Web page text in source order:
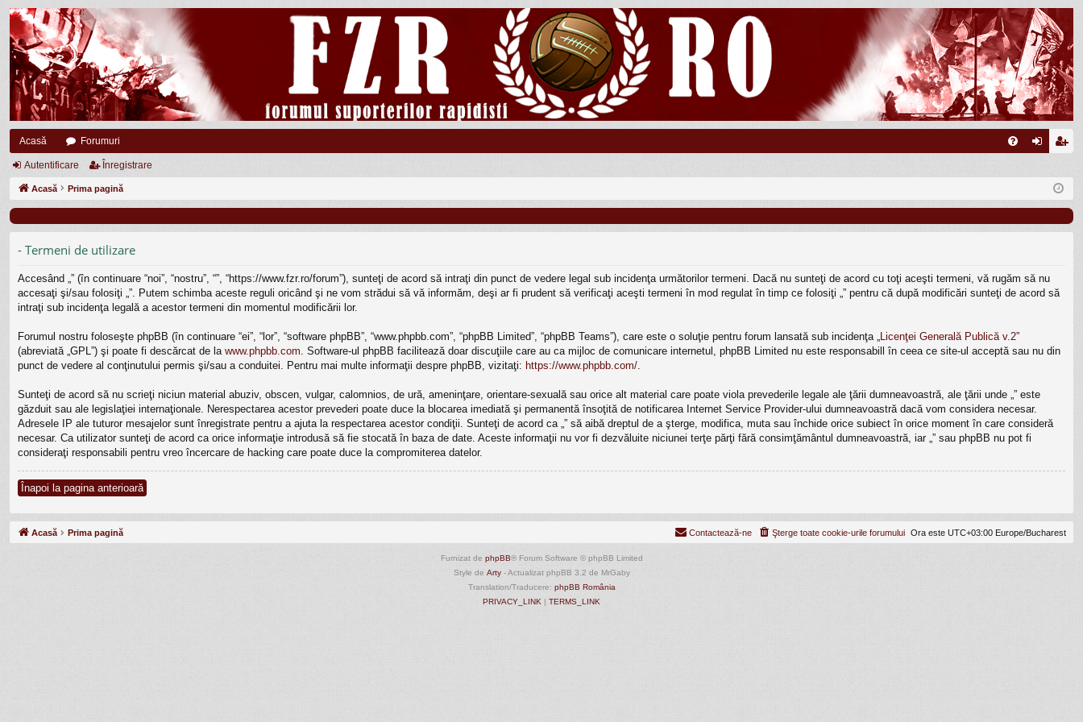
Acasă Forumuri
eg
Autentificare Înregistrare
Acasă Prima pagină
- Termeni de utilizare
Accesând „” (în continuare “noi”, “nostru”, “”, “https://www.fzr.ro/forum”), sunteţi de acord să intraţi din punct de vedere legal sub incidenţa următorilor termeni. Dacă nu sunteţi de acord cu toţi aceşti termeni, vă rugăm să nu
accesaţi şi/sau folosiţi „”. Putem schimba aceste reguli oricând şi ne vom strădui să vă informăm, deşi ar fi prudent să verificaţi aceşti termeni în mod regulat în timp ce folosiţi „” pentru că după modificări sunteţi de acord să
intraţi sub incidenţa legală a acestor termeni din momentul modificării lor.
Forumul nostru foloseşte phpBB (în continuare “ei”, “lor”, “software phpBB”, “www.phpbb.com”, “phpBB Limited”, “phpBB Teams”), care este o soluţie pentru forum lansată sub incidenţa „Licenţei Generală Publică v.2”
(abreviată „GPL”) şi poate fi descărcat de la www.phpbb.com. Software-ul phpBB facilitează doar discuţiile care au ca mijloc de comunicare internetul, phpBB Limited nu este responsabill în ceea ce site-ul acceptă sau nu din
punct de vedere al conţinutului permis şi/sau a conduitei. Pentru mai multe informaţii despre phpBB, vizitaţi: https://www.phpbb.com/.
Sunteţi de acord să nu scrieţi niciun material abuziv, obscen, vulgar, calomnios, de ură, ameninţare, orientare-sexuală sau orice alt material care poate viola prevederile legale ale ţării dumneavoastră, ale ţării unde „” este
găzduit sau ale legislaţiei internaţionale. Nerespectarea acestor prevederi poate duce la blocarea imediată şi permanentă însoţită de notificarea Internet Service Provider-ului dumneavoastră dacă vom considera necesar.
Adresele IP ale tuturor mesajelor sunt înregistrate pentru a ajuta la respectarea acestor condiţii. Sunteţi de acord ca „” să aibă dreptul de a şterge, modifica, muta sau închide orice subiect în orice moment în care consideră
necesar. Ca utilizator sunteţi de acord ca orice informaţie introdusă să fie stocată în baza de date. Aceste informaţii nu vor fi dezvăluite niciunei terţe părţi fără consimţământul dumneavoastră, iar „” sau phpBB nu pot fi
consideraţi responsabili pentru vreo încercare de hacking care poate duce la compromiterea datelor.
Înapoi la pagina anterioară
Acasă Prima pagină Ora este UTC+03:00 Europe/Bucharest
Şterge toate cookie-urile forumului
Contactează-ne
Furnizat de phpBB® Forum Software © phpBB Limited
Style de Arty- Actualizat phpBB 3.2 de MrGaby
Translation/Traducere: phpBB România
PRIVACY_LINK | TERMS_LINK